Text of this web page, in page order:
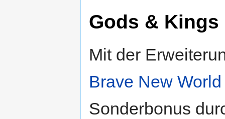
Gods & Kings
Mit der
Brave New World
Sonderbonus